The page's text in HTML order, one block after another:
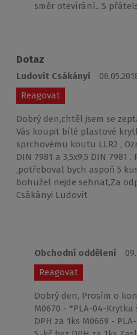
směr otevírání.. S
Dotaz
Ludovít Csákányi
Reagovat
Dobrý den,chtěl jsem se
Vás koupit bílé plastové
sprchovému koutu LLR2 ,
DIN 7981 a 3,5x9,5 DIN
,potřeboval bych aspoň 5
bohužel nejde sehnat,Za
Csákányi Ludovít
Obchodní oddělení
Reagovat
Dobrý den, Prosím o
M0670 - *PLA-04-Krytka
DPH za 1ks M0669 -